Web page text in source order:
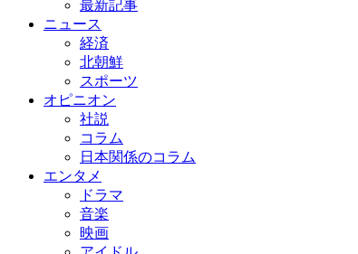
最新記事
ニュース
経済
北朝鮮
スポーツ
オピニオン
社説
コラム
日本関係のコラム
エンタメ
ドラマ
音楽
映画